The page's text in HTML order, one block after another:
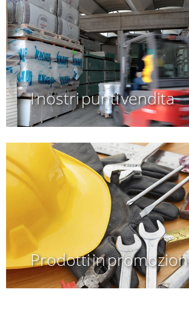
I nostri punti vendita
Prodotti in